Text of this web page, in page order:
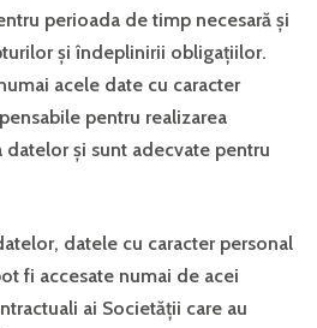
perioada de timp necesară și
și îndeplinirii obligațiilor.
acele date cu caracter
pentru realizarea
și sunt adecvate pentru
datele cu caracter personal
fi accesate numai de acei
ai Societății care au